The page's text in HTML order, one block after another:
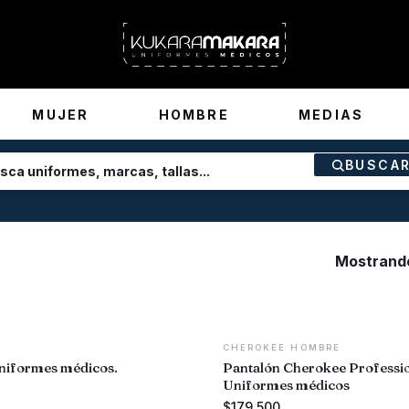
MUJER HOMBRE MEDIAS
médicos.
CHEROKEE HOMBRE
Pantalón Cherokee
Uniformes médicos